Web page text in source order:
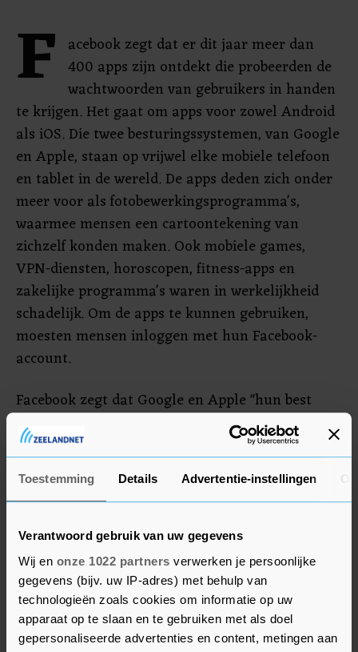
Toestemming Details Advertentie-instellingen
Verantwoord gebruik van uw gegevens
Wij en onze 1022 partners verwerken je persoonlijke
gegevens (bijv. uw IP-adres) met behulp van
technologieën zoals cookies om informatie op uw
apparaat op te slaan en te gebruiken met als doel
gepersonaliseerde advertenties en content, metingen aan
F acebook zegt dat er dit jaar meer dan
400 apps zijn ontdekt die probeerden de
wachtwoorden van gebruikers in handen
te krijgen. Het gaat om apps voor zowel Android
als iOS. Die twee besturingssystemen, van Google
en Apple, staan op vrijwel elke mobiele telefoon
en tablet in de wereld. De apps deden zich onder
meer voor als fotobewerkingsprogramma's,
waarmee mensen een cartoontekening van
zichzelf konden maken. Ook mobiele games,
VPN-diensten, horoscopen, fitness-apps en
zakelijke programma's waren in werkelijkheid
schadelijk. Om de apps te kunnen gebruiken,
moesten mensen inloggen met hun Facebook-
account.
Facebook zegt dat Google en Apple "hun best
doen om schadelijke software op te sporen en te
verwijderen, maar soms ontkomen deze apps aan
opsporing en komen ze op legitieme appstores".
De apps zijn inmiddels verwijderd van de App
Het is niet bekend of onder de gedupeerden ook
Nederlanders zijn.